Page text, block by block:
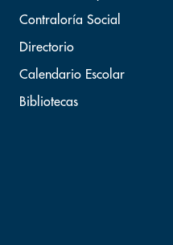
Contraloría Social
Directorio
Calendario Escolar
Bibliotecas